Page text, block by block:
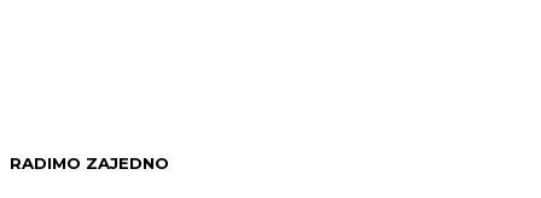
RADIMO ZAJEDNO